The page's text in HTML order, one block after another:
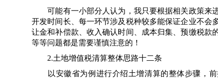
可能有一小部分人认为，我只要根据相关政策来
开发时间长、每一环节涉及税种较多能保证企业不会
让金和补偿款、收入确认时间、成本归集、预缴税款
等等问题都是需要谨慎注意的！
2.土地增值税清算整体思路十二条
以安徽省为例进行介绍土增清算的整体步骤，前